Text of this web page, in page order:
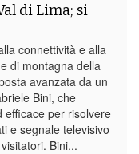
di Lima; si
connettività e alla
di montagna della
avanzata da un
Bini, che
efficace per risolvere
e segnale televisivo
Bini...